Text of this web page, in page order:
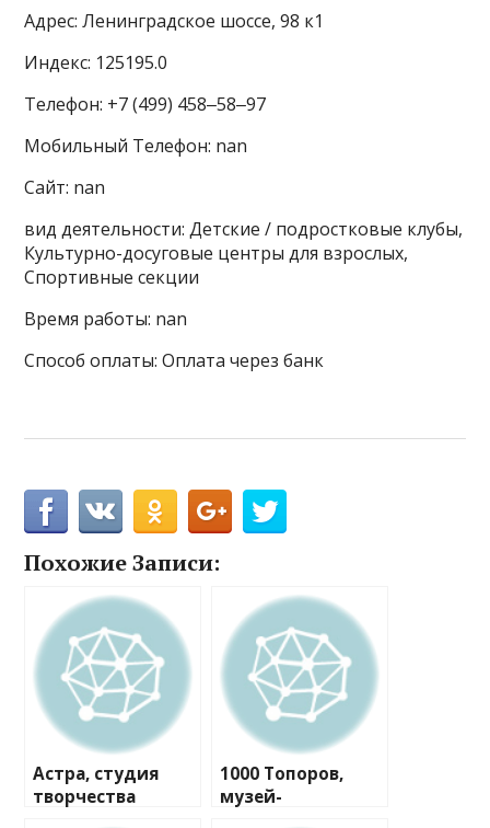
Адрес: Ленинградское шоссе, 98 к1
Индекс: 125195.0
Телефон: +7 (499) 458‒58‒97
Мобильный Телефон: nan
Сайт: nan
вид деятельности: Детские / подростковые клубы,
Культурно-досуговые центры для взрослых,
Спортивные секции
Время работы: nan
Способ оплаты: Оплата через банк
Похожие Записи:
Астра, студия
творчества
1000 Топоров,
музей-